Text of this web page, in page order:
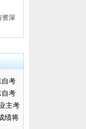
资深
自考
考
的
主考
绩将